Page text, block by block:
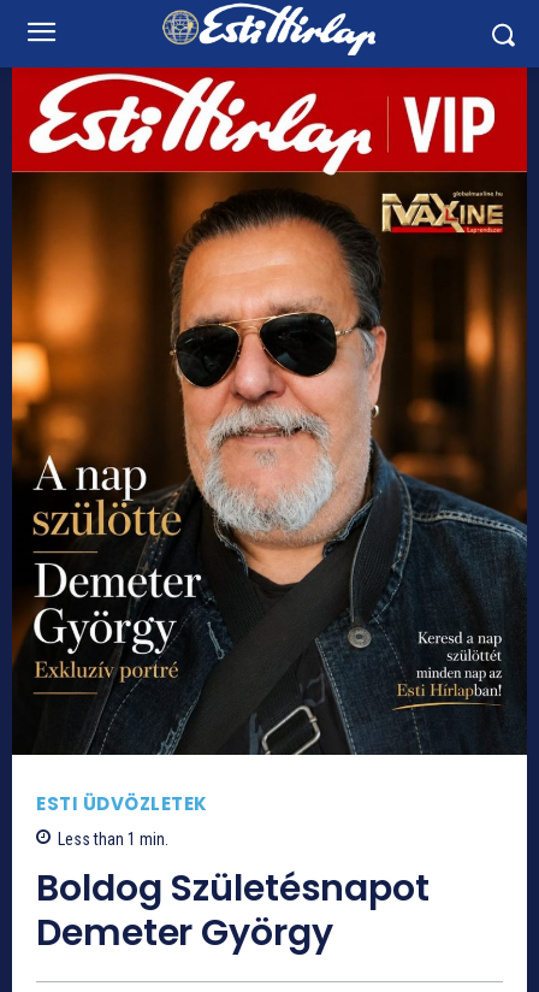
ESTI ÜDVÖZLETEK
Less than 1 min.
Boldog Születésnapot
Demeter György